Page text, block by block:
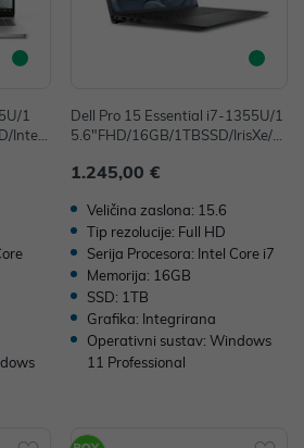
1
Intel
Dell Pro 15 Essential i7-1355U/1
5.6"FHD/16GB/1TBSSD/IrisXe/F
1.245,00 €
Veličina zaslona: 15.6
Tip rezolucije: Full HD
Serija Procesora: Intel Core i7
Memorija: 16GB
SSD: 1TB
Grafika: Integrirana
Operativni sustav: Windows
11 Professional